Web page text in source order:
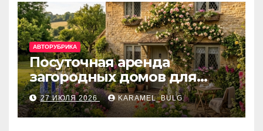
АВТОРУБРИКА
Посуточная аренда
загородных домов для
отдыха
27 ИЮЛЯ 2026 KARAMEL_BULG